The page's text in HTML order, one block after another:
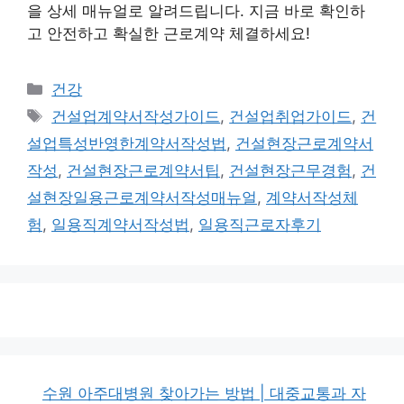
을 상세 매뉴얼로 알려드립니다. 지금 바로 확인하
고 안전하고 확실한 근로계약 체결하세요!
카
테
리
건강
태
그
건설업계약서작성가이드 , 건설업취업가이드 , 건
설업특성반영한계약서작성법 , 건설현장근로계약서
작성 , 건설현장근로계약서팁 , 건설현장근무경험 , 건
설현장일용근로계약서작성매뉴얼 , 계약서작성체
험 , 일용직계약서작성법 , 일용직근로자후기
수원 아주대병원 찾아가는 방법 | 대중교통과 자